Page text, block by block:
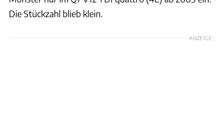
Die Stückzahl blieb klein.
ANZEIGE